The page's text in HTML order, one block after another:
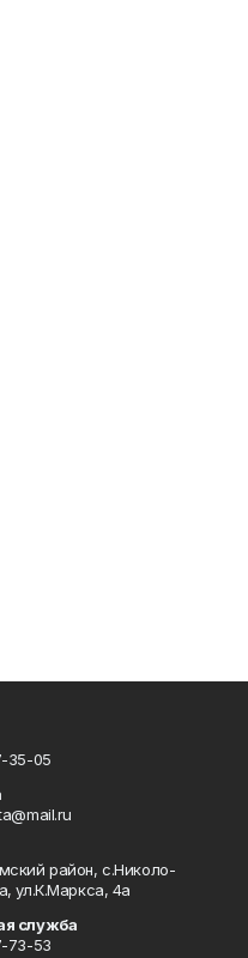
35-05
район, с.Николо-
ул.К.Маркса, 4а
служба
73-53